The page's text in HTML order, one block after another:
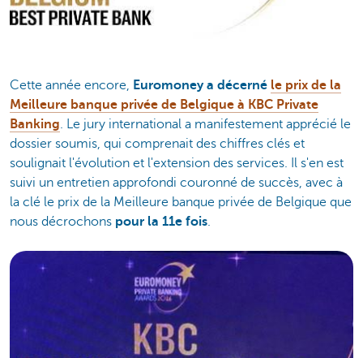
Cette année encore, Euromoney a décerné le prix de la
Meilleure banque privée de Belgique à KBC Private
Banking. Le jury international a manifestement apprécié le
dossier soumis, qui comprenait des chiffres clés et
soulignait l'évolution et l'extension des services. Il s'en est
suivi un entretien approfondi couronné de succès, avec à
la clé le prix de la Meilleure banque privée de Belgique que
nous décrochons pour la 11e fois.